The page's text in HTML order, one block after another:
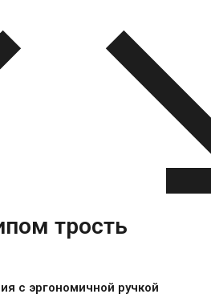
трость
с эргономичной ручкой